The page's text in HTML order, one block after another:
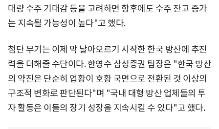
대량 수주 기대감 등을 고려하면 향후에도 수주 잔고 증가
는 지속될 가능성이 높다"고 했다.
첨단 무기는 이제 막 날아오르기 시작한 한국 방산에 추진
력을 더해줄 수단이다. 한영수 삼성증권 팀장은 "한국 방산
의 약진은 단순히 업황이 호황 국면으로 전환된 것 이상의
구조적 변화로 판단된다"며 "국내 대형 방산 업체들의 투
자 활동은 이들의 장기 성장을 지속시킬 수 있다"고 했다.